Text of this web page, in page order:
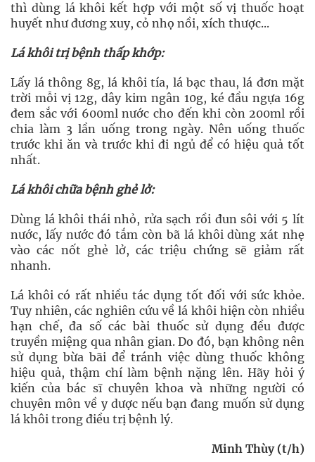
thì dùng lá khôi kết hợp với một số vị thuốc hoạt
huyết như đương xuy, cỏ nhọ nồi, xích thược...
Lá khôi trị bệnh thấp khớp:
Lấy lá thông 8g, lá khôi tía, lá bạc thau, lá đơn mặt
trời mỗi vị 12g, dây kim ngân 10g, ké đầu ngựa 16g
đem sắc với 600ml nước cho đến khi còn 200ml rồi
chia làm 3 lần uống trong ngày. Nên uống thuốc
trước khi ăn và trước khi đi ngủ để có hiệu quả tốt
nhất.
Lá khôi chữa bệnh ghẻlở:
Dùng lá khôi thái nhỏ, rửa sạch rồi đun sôi với 5 lít
nước, lấy nước đó tắm còn bã lá khôi dùng xát nhẹ
vào các nốt ghẻ lở, các triệu chứng sẽ giảm rất
nhanh.
Lá khôi có rất nhiều tác dụng tốt đối với sức khỏe.
Tuy nhiên, các nghiên cứu về lá khôi hiện còn nhiều
hạn chế, đa số các bài thuốc sử dụng đều được
truyền miệng qua nhân gian. Do đó, bạn không nên
sử dụng bừa bãi để tránh việc dùng thuốc không
hiệu quả, thậm chí làm bệnh nặng lên. Hãy hỏi ý
kiến của bác sĩ chuyên khoa và những người có
chuyên môn về y dược nếu bạn đang muốn sử dụng
lá khôi trong điều trị bệnh lý.
Minh Thùy (t/h)